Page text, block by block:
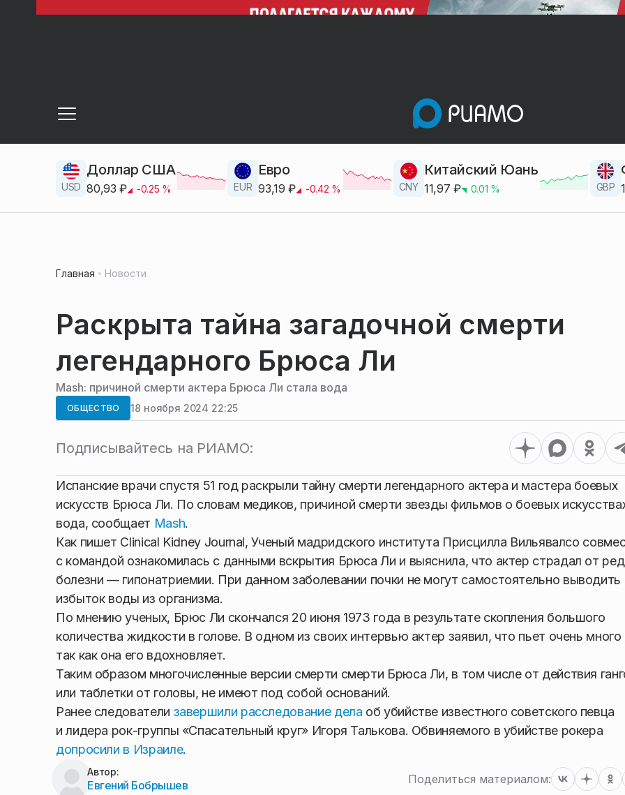
USD
Доллар США
80,93 ₽ -0.25 % EUR
Евро
93,19 ₽ -0.42 % CNY
Китайский Юань
11,97 ₽ 0.01 % GBP
Главная Новости
Раскрыта тайна загадочной смерти
легендарного Брюса Ли
Mash: причиной смерти актера Брюса Ли стала вода
ОБЩЕСТВО 18 ноября 2024 22:25
Подписывайтесь на РИАМО:
Испанские врачи спустя 51 год раскрыли тайну смерти легендарного актера и мастера боевых
искусств Брюса Ли. По словам медиков, причиной смерти звезды фильмов о боевых
вода, сообщает Mash.
Как пишет Clinical Kidney Journal, Ученый мадридского института Присцилла Вильявалсо
с командой ознакомилась с данными вскрытия Брюса Ли и выяснила, что актер страдал от
болезни — гипонатриемии. При данном заболевании почки не могут самостоятельно выводить
избыток воды из организма.
По мнению ученых, Брюс Ли скончался 20 июня 1973 года в результате скопления большого
количества жидкости в голове. В одном из своих интервью актер заявил, что пьет очень
так как она его вдохновляет.
Таким образом многочисленные версии смерти смерти Брюса Ли, в том числе от действия
или таблетки от головы, не имеют под собой оснований.
Ранее следователи завершили расследование дела об убийстве известного советского певца
и лидера рок-группы «Спасательный круг» Игоря Талькова. Обвиняемого в убийстве рокера
допросили в Израиле.
Автор:
Евгений Бобрышев Поделиться материалом: